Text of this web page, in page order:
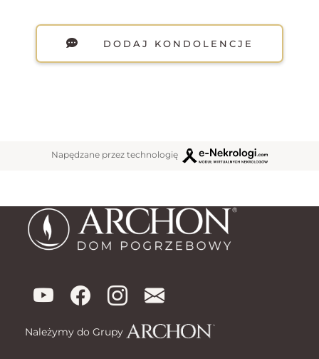
DODAJ KONDOLENCJE
Napędzane przez technologię
Należymy do Grupy